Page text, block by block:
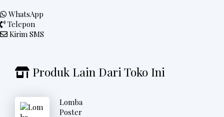
WhatsApp
Telepon
Kirim SMS
Produk Lain Dari Toko Ini
Lomba
Poster